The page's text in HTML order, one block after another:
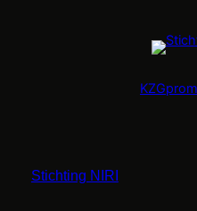
Stichting NIRI